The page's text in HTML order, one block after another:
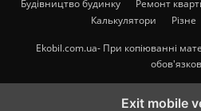
Будівництво будинку Ремонт
Калькулятори
Різне
Ekobil.com.ua- При копіюванні
Exit mobile